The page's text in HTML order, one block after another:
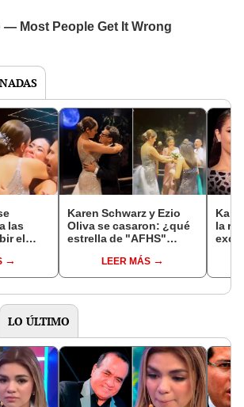
las
el
Karen Schwarz y Ezio
Oliva se casaron: ¿qué
estrella de "AFHS"
cómo reaccionó?
LEER MÁS
la
LO ÚLTIMO